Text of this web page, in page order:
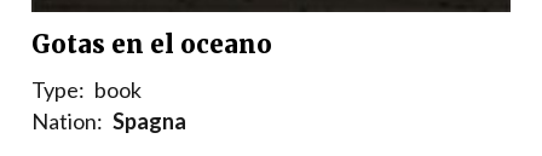
Gotas en el oceano
Type: book
Nation: Spagna